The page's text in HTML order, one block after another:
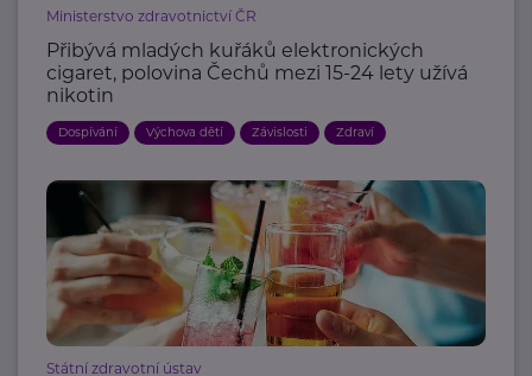
Ministerstvo zdravotnictví ČR
Přibývá mladých kuřáků elektronických
cigaret, polovina Čechů mezi 15-24 lety užívá
nikotin
Dospívání Výchova dětí Závislosti Zdraví
Státní zdravotní ústav